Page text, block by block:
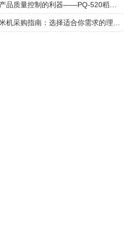
提升农产品质量控制的利器——PQ-520稻麦单粒水分测定仪